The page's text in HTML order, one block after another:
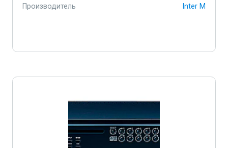
Производитель Inter M